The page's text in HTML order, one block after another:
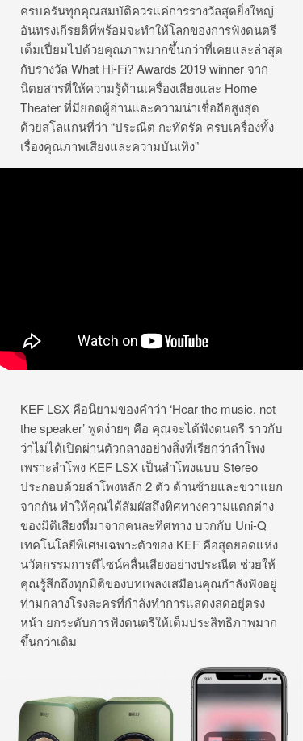
ครบครันทุกคุณสมบัติควรแค่การรางวัลสุดยิ่งใหญ่
อันทรงเกีรยติที่พร้อมจะทำให้โลกของการฟังดนตรี
เต็มเปี่ยมไปด้วยคุณภาพมากขึ้นกว่าที่เคยและล่าสุด
กับรางวัล What Hi-Fi? Awards 2019 winner จาก
นิตยสารที่ให้ความรู้ด้านเครื่องเสียงและ Home
Theater ที่มียอดผู้อ่านและความน่าเชื่อถือสูงสุด
ด้วยสโลแกนที่ว่า “ประณีต กะทัดรัด ครบเครื่องทั้ง
เรื่องคุณภาพเสียงและความบันเทิง”
KEF LSX คือนิยามของคำว่า ‘Hear the music, not
the speaker’ พูดง่ายๆ คือ คุณจะได้ฟังดนตรี ราวกับ
ว่าไม่ได้เปิดผ่านตัวกลางอย่างสิ่งที่เรียกว่าลำโพง
เพราะลำโพง KEF LSX เป็นลำโพงแบบ Stereo
ประกอบด้วยลำโพงหลัก 2 ตัว ด้านซ้ายและขวาแยก
จากกัน ทำให้คุณได้สัมผัสถึงทิศทางความแตกต่าง
ของมิติเสียงที่มาจากคนละทิศทาง บวกกับ Uni-Q
เทคโนโลยีพิเศษเฉพาะตัวของ KEF คือสุดยอดแห่ง
นวัตกรรมการดีไซน์คลื่นเสียงอย่างประณีต ช่วยให้
คุณรู้สึกถึงทุกมิติของบทเพลงเสมือนคุณกำลังฟังอยู่
ท่ามกลางโรงละครที่กำลังทำการแสดงสดอยู่ตรง
หน้า ยกระดับการฟังดนตรีให้เต็มประสิทธิภาพมาก
ขึ้นกว่าเดิม